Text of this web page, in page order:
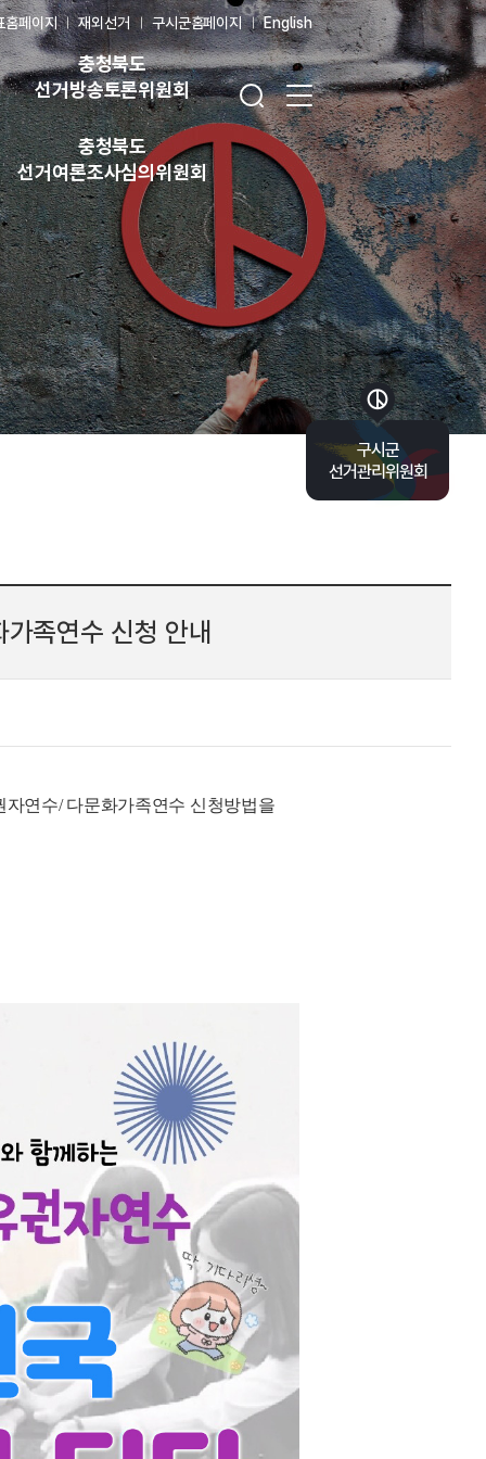
홈페이지 재외선거 구시군홈페이지 English
충청북도
선거방송토론위원회
충청북도
선거여론조사심의위원회
족연수 신청 안내
연수/ 다문화가족연수 신청방법을
구시군
선거관리위원회
바로가기 목록 열기